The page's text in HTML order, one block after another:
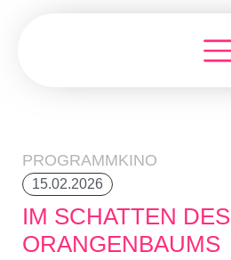
PROGRAMMKINO
15.02.2026
IM SCHATTEN DES
ORANGENBAUMS